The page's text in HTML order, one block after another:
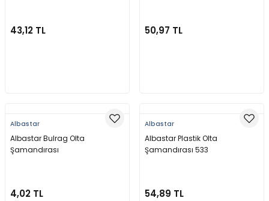
43,12 TL 50,97 TL
Albastar
Albastar Bulrag Olta
Şamandırası
4,02 TL
Albastar
Albastar Plastik Olta
Şamandırası 533
54,89 TL